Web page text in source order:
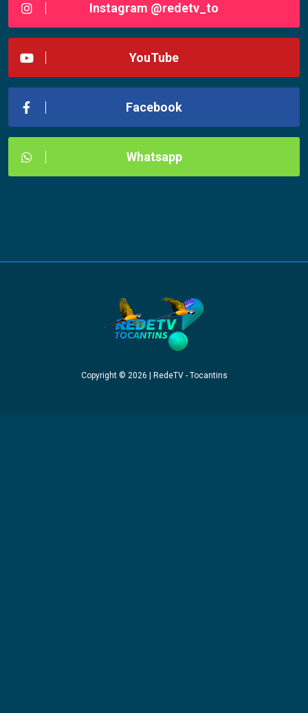
Instagram @redetv_to
YouTube
Facebook
Whatsapp
Copyright © 2026 | RedeTV - Tocantins